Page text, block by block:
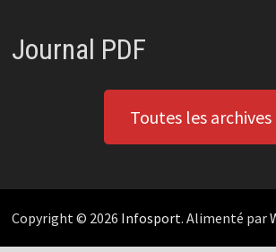
Journal PDF
Toutes les archives
Copyright © 2026 Infosport. Alimenté par